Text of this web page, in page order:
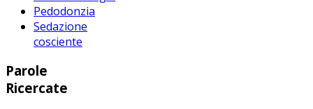
Pedodonzia
Sedazione
cosciente
Parole
Ricercate